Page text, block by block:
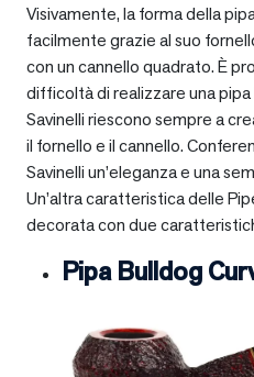
Visivamente, la forma della
facilmente grazie al suo
con un cannello quadrato. È
difficoltà di realizzare una
Savinelli riescono sempre a
il fornello e il cannello.
Savinelli un’eleganza e una
Un’altra caratteristica delle
decorata con due
Pipa Bulldog